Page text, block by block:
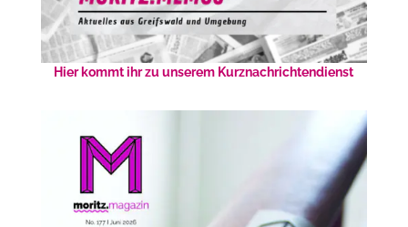
Hier kommt ihr zu unserem Kurznachrichtendienst